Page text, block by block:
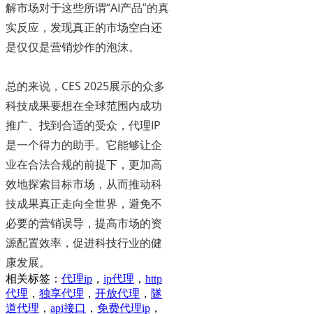
解市场对于这些所谓“AI产品”的真
实反应，发现真正的市场空白还
是仅仅是营销炒作的泡沫。
总的来说，CES 2025展示的众多
科技成果要想在全球范围内成功
推广、找到合适的受众，代理IP
是一个得力的助手。它能够让企
业在合法合规的前提下，更加高
效地探索目标市场，从而推动科
技成果真正走向全世界，避免不
必要的营销误导，提高市场的资
源配置效率，促进科技行业的健
康发展。
相关标签： 代理ip ， ip代理 ， http
代理 ， 独享代理 ， 开放代理 ， 隧
道代理 ， api接口 ， 免费代理ip ，